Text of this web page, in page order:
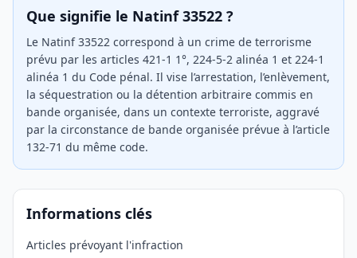
Que signifie le Natinf 33522 ?
Le Natinf 33522 correspond à un crime de terrorisme
prévu par les articles 421-1 1°, 224-5-2 alinéa 1 et 224-1
alinéa 1 du Code pénal. Il vise l’arrestation, l’enlèvement,
la séquestration ou la détention arbitraire commis en
bande organisée, dans un contexte terroriste, aggravé
par la circonstance de bande organisée prévue à l’article
132-71 du même code.
Informations clés
Articles prévoyant l'infraction